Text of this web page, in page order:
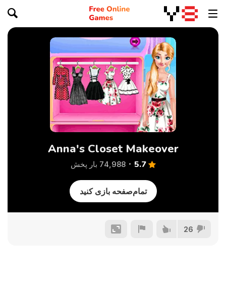
Anna's Closet Makeover
5.7 74,988 بار پخش
تمام‌صفحه بازی کنید
26